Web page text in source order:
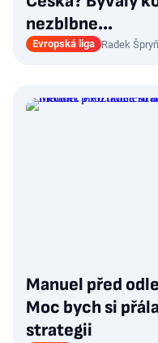
nezblbne...
Evropská liga Radek
Manuel před
Moc bych si
strategii